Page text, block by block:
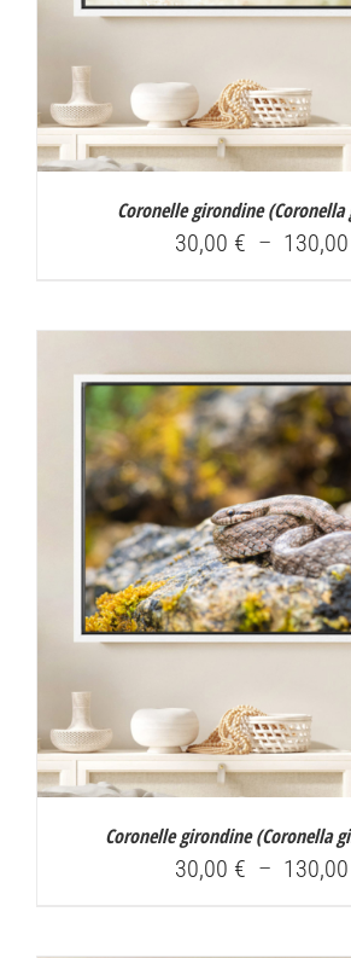
Coronelle girondine (Coronella
30,00 € – 130,00
Coronelle girondine (Coronella
30,00 € – 130,00